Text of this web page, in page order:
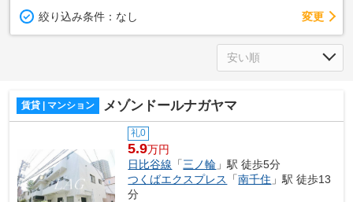
絞り込み条件： なし 変更
賃貸 | マンション メゾンドールナガヤマ
礼0
5.9万円
日比谷線 「三ノ輪 」駅 徒歩5分
つくばエクスプレス
「南千住 」駅 徒歩13
分